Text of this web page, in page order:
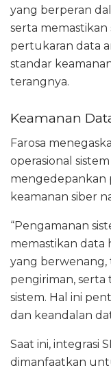
yang berperan
serta memastikan
pertukaran data
standar
terangnya.
Keamanan
Farosa
operasional
mengedepankan
keamanan siber
“Pengamanan
memastikan data
yang berwenang,
pengiriman, serta
sistem. Hal ini
dan keandalan
Saat ini, integrasi
dimanfaatkan